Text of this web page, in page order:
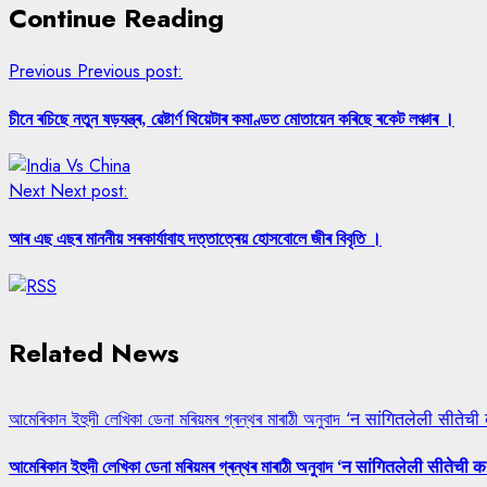
Continue Reading
Previous Previous post:
চীনে ৰচিছে নতুন ষড়যন্ত্ৰ, ৱেষ্টাৰ্ণ থিয়েটাৰ কমাণ্ডত মোতায়েন কৰিছে ৰকেট লঞ্চাৰ ।
Next Next post:
আৰ এছ এছৰ মাননীয় সৰকাৰ্যাবাহ দত্তাত্ৰেয় হোসবোলে জীৰ বিবৃতি ।
Related News
আমেৰিকান ইহুদী লেখিকা ডেনা মৰিয়মৰ গ্ৰন্থৰ মাৰাঠী অনুবাদ ‘न सांगितलेली
আমেৰিকান ইহুদী লেখিকা ডেনা মৰিয়মৰ গ্ৰন্থৰ মাৰাঠী অনুবাদ ‘न सांगितलेली सीतेची